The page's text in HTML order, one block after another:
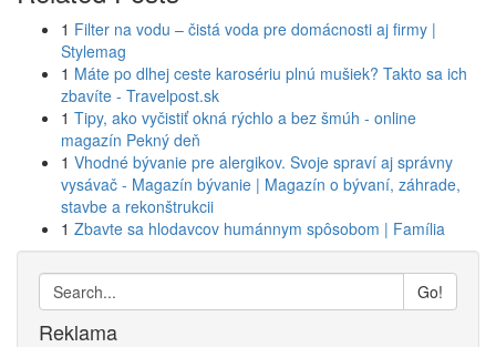
1 Filter na vodu – čistá voda pre domácnosti aj firmy |
Stylemag
1 Máte po dlhej ceste karosériu plnú mušiek? Takto sa ich
zbavíte - Travelpost.sk
1 Tipy, ako vyčistiť okná rýchlo a bez šmúh - online
magazín Pekný deň
1 Vhodné bývanie pre alergikov. Svoje spraví aj správny
vysávač - Magazín bývanie | Magazín o bývaní, záhrade,
stavbe a rekonštrukcii
1 Zbavte sa hlodavcov humánnym spôsobom | Família
Go!
Reklama